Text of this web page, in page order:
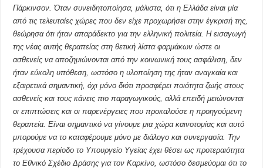
Πάρκινσον. Όταν συνειδητοποίησα, μάλιστα, ότι η Ελλάδα είναι μία
από τις τελευταίες χώρες που δεν είχε προχωρήσει στην έγκρισή της,
θεώρησα ότι ήταν απαράδεκτο για την ελληνική πολιτεία. Η εισαγωγή
της νέας αυτής θεραπείας στη θετική λίστα φαρμάκων ώστε οι
ασθενείς να αποζημιώνονται από την κοινωνική τους ασφάλιση, δεν
ήταν εύκολη υπόθεση, ωστόσο η υλοποίηση της ήταν αναγκαία και
εξαιρετικά σημαντική, όχι μόνο διότι προσφέρει ποιότητα ζωής στους
ασθενείς και τους κάνεις πιο παραγωγικούς, αλλά επειδή μειώνονται
οι επιπτώσεις και οι παρενέργειες που προκαλούσε η προηγούμενη
θεραπεία. Είναι σημαντικό να γίνουμε μια χώρα καινοτομίας και αυτό
μπορούμε να το καταφέρουμε μόνο με διάλογο και συνεργασία. Την
τρέχουσα περίοδο το Υπουργείο Υγείας έχει θέσει ως προτεραιότητα
το Εθνικό Σχέδιο Δράσης για τον Καρκίνο, ωστόσο δεσμεύομαι ότι το